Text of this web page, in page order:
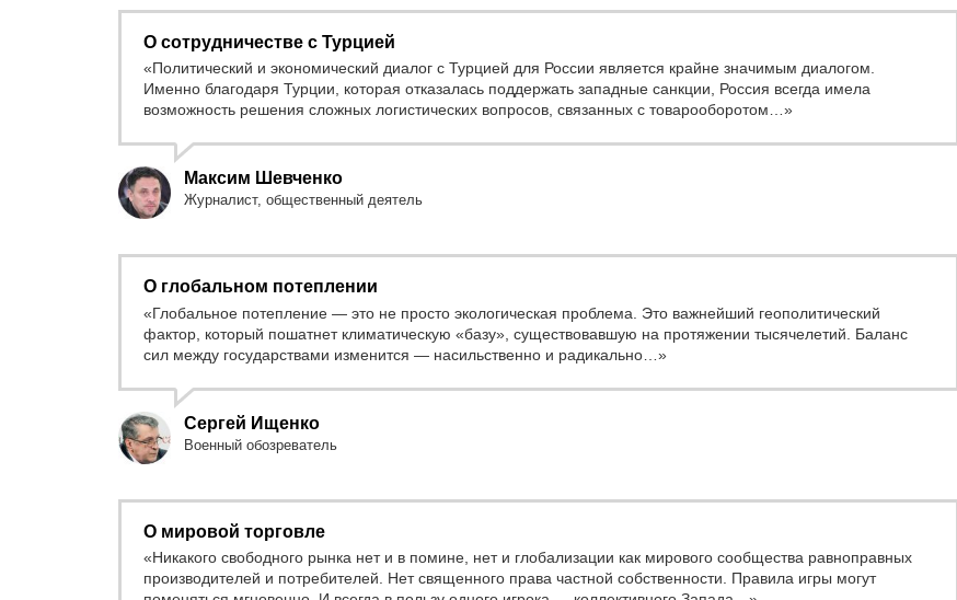
О сотрудничестве с Турцией
«Политический и экономический диалог с Турцией для России является крайне значимым диалогом.
Именно благодаря Турции, которая отказалась поддержать западные санкции, Россия всегда имела
возможность решения сложных логистических вопросов, связанных с товарооборотом…»
Максим Шевченко
Журналист, общественный деятель
О глобальном потеплении
«Глобальное потепление — это не просто экологическая проблема. Это важнейший геополитический
фактор, который пошатнет климатическую «базу», существовавшую на протяжении тысячелетий. Баланс
сил между государствами изменится — насильственно и радикально…»
Сергей Ищенко
Военный обозреватель
О мировой торговле
«Никакого свободного рынка нет и в помине, нет и глобализации как мирового сообщества равноправных
производителей и потребителей. Нет священного права частной собственности. Правила игры могут